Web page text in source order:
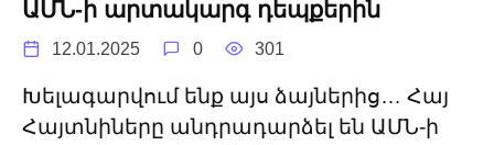
ԱՄՆ-ի արտակարգ դեպքերին
12.01.2025 0 301
Խելագարվում ենք այս ձայներից… Հայ
Հայտնիները անդրադարձել են ԱՄՆ-ի